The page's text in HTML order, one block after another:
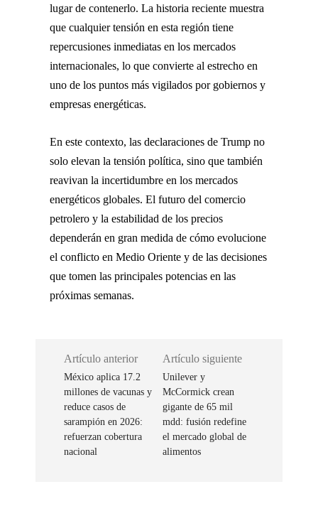
lugar de contenerlo. La historia reciente muestra
que cualquier tensión en esta región tiene
repercusiones inmediatas en los mercados
internacionales, lo que convierte al estrecho en
uno de los puntos más vigilados por gobiernos y
empresas energéticas.
En este contexto, las declaraciones de Trump no
solo elevan la tensión política, sino que también
reavivan la incertidumbre en los mercados
energéticos globales. El futuro del comercio
petrolero y la estabilidad de los precios
dependerán en gran medida de cómo evolucione
el conflicto en Medio Oriente y de las decisiones
que tomen las principales potencias en las
próximas semanas.
Artículo anterior
México aplica 17.2
millones de vacunas y
reduce casos de
sarampión en 2026:
refuerzan cobertura
nacional
Artículo siguiente
Unilever y
McCormick crean
gigante de 65 mil
mdd: fusión redefine
el mercado global de
alimentos